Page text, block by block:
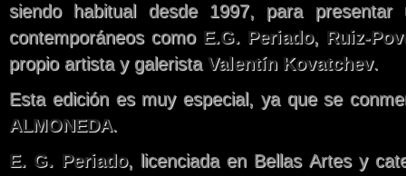
siendo habitual desde 1997, para presentar
contemporáneos como E.G. Periado, Ruiz-
propio artista y galerista Valentín Kovatchev.
Esta edición es muy especial, ya que se
ALMONEDA.
E. G. Periado, licenciada en Bellas Artes y